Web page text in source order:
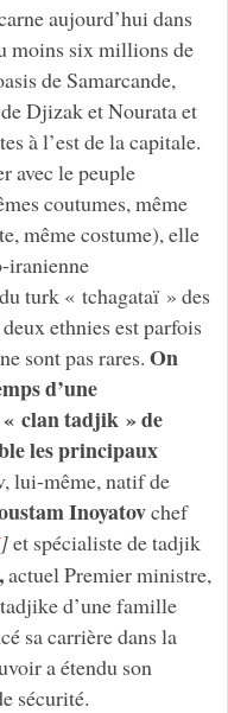
aujourd’hui dans
moins six millions de
de Samarcande,
Djizak et Nourata et
à l’est de la capitale.
avec le peuple
coutumes, même
même costume), elle
iranienne
turk « tchagataï » des
ethnies est parfois
sont pas rares. On
d’une
clan tadjik » de
les principaux
lui-même, natif de
Inoyatovchef
]et spécialiste de tadjik
actuel Premier ministre,
d’une famille
sa carrière dans la
a étendu son
sécurité.